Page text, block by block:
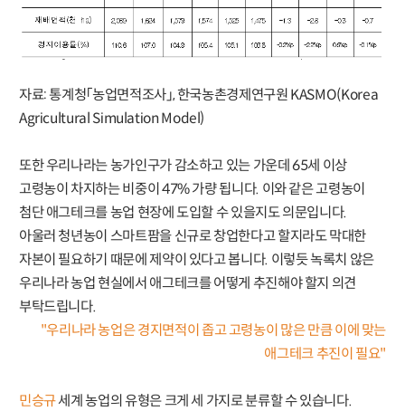
자료: 통계청「농업면적조사」, 한국농촌경제연구원 KASMO(Korea
Agricultural Simulation Model)
또한 우리나라는 농가인구가 감소하고 있는 가운데 65세 이상
고령농이 차지하는 비중이 47% 가량 됩니다. 이와 같은 고령농이
첨단 애그테크를 농업 현장에 도입할 수 있을지도 의문입니다.
아울러 청년농이 스마트팜을 신규로 창업한다고 할지라도 막대한
자본이 필요하기 때문에 제약이 있다고 봅니다. 이렇듯 녹록치 않은
우리나라 농업 현실에서 애그테크를 어떻게 추진해야 할지 의견
부탁드립니다.
"우리나라 농업은 경지면적이 좁고 고령농이 많은 만큼 이에 맞는
애그테크 추진이 필요"
민승규세계 농업의 유형은 크게 세 가지로 분류할 수 있습니다.